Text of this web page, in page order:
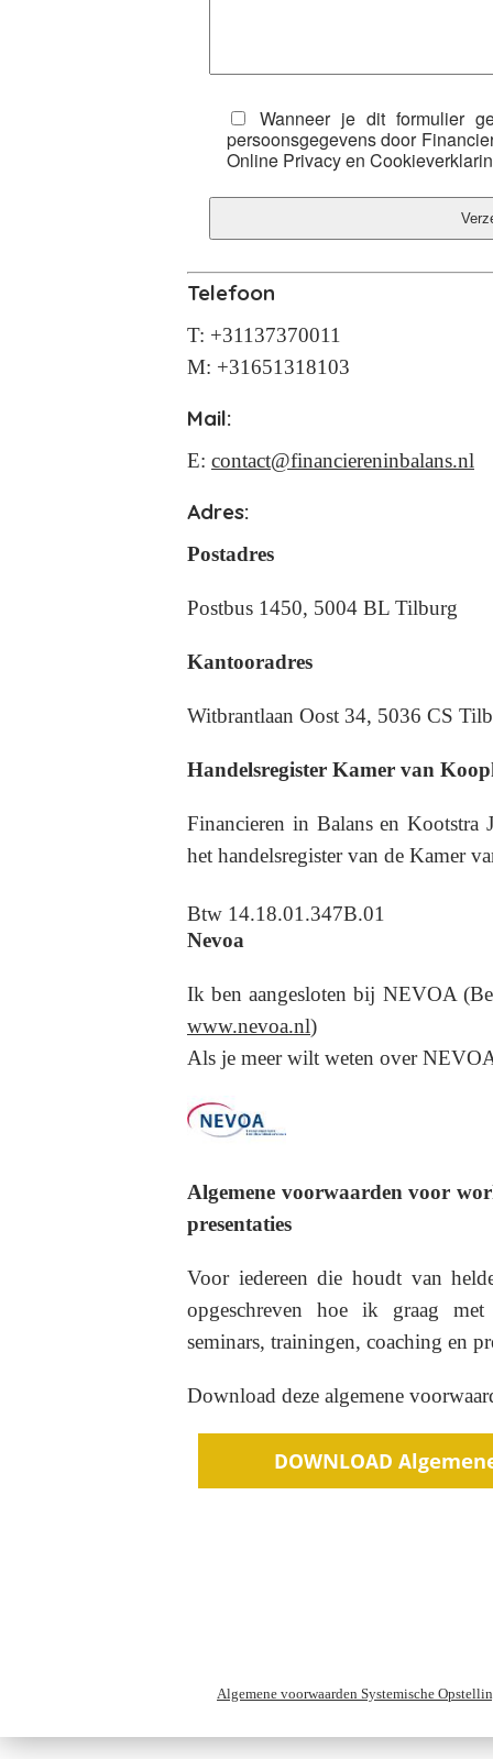
Wanneer je dit formulier
persoonsgegevens door
Online Privacy en
Telefoon
T: +31137370011
M: +31651318103
Mail:
E: contact@financiereninbalans.nl
Adres:
Postadres
Postbus 1450, 5004 BL Tilburg
Kantooradres
Witbrantlaan Oost 34, 5036 CS
Handelsregister Kamer van
Financieren in Balans en Kootstra
het handelsregister van de Kamer
Btw 14.18.01.347B.01
Nevoa
Ik ben aangesloten bij NEVOA
www.nevoa.nl)
Als je meer wilt weten over
Algemene voorwaarden voor
presentaties
Voor iedereen die houdt van
opgeschreven hoe ik graag
seminars, trainingen, coaching en
Download deze algemene
Algemene voorwaarden Systemische